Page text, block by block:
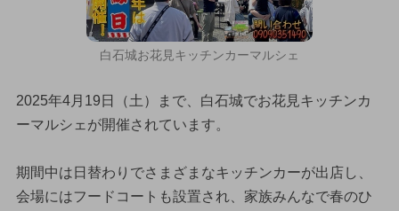
白石城お花見キッチンカーマルシェ
2025年4月19日（土）まで、白石城でお花見キッチンカ
ーマルシェが開催されています。
期間中は日替わりでさまざまなキッチンカーが出店し、
会場にはフードコートも設置され、家族みんなで春のひ